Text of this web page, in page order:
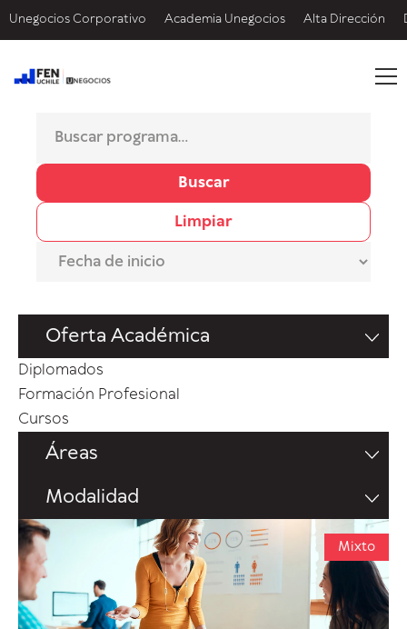
Unegocios Corporativo Academia Unegocios Alta Dirección
Buscar
Limpiar
Oferta Académica
Diplomados
Formación Profesional
Cursos
Áreas
Modalidad
Mixto